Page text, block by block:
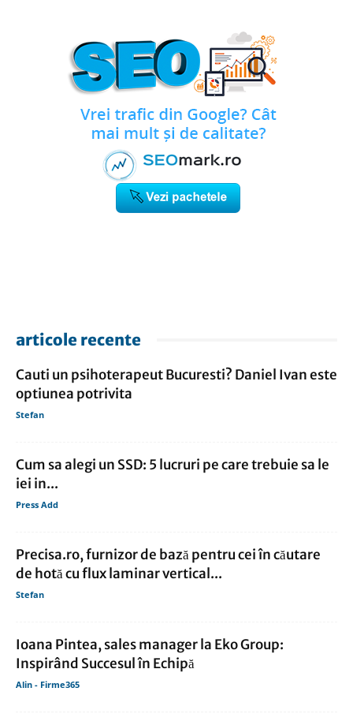
articole recente
Cauti un psihoterapeut Bucuresti? Daniel Ivan este
optiunea potrivita
Stefan
Cum sa alegi un SSD: 5 lucruri pe care trebuie sa le
iei in...
Press Add
Precisa.ro, furnizor de bază pentru cei în căutare
de hotă cu flux laminar vertical...
Stefan
Ioana Pintea, sales manager la Eko Group:
Inspirând Succesul în Echipă
Alin - Firme365